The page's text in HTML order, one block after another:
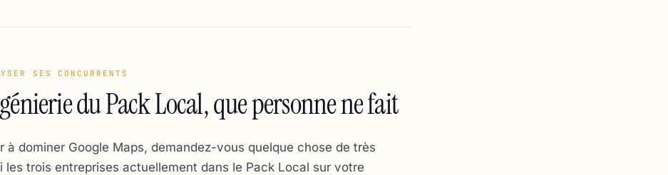
SES CONCURRENTS
du Pack Local, que personne ne fait
à dominer Google Maps, demandez-vous quelque chose de très
les trois entreprises actuellement dans le Pack Local sur votre